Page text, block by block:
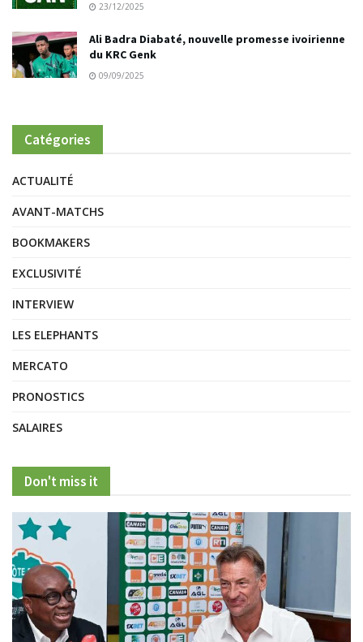
23/12/2025
Ali Badra Diabaté, nouvelle promesse ivoirienne
du KRC Genk
09/09/2025
Catégories
ACTUALITÉ
AVANT-MATCHS
BOOKMAKERS
EXCLUSIVITÉ
INTERVIEW
LES ELEPHANTS
MERCATO
PRONOSTICS
SALAIRES
Don't miss it